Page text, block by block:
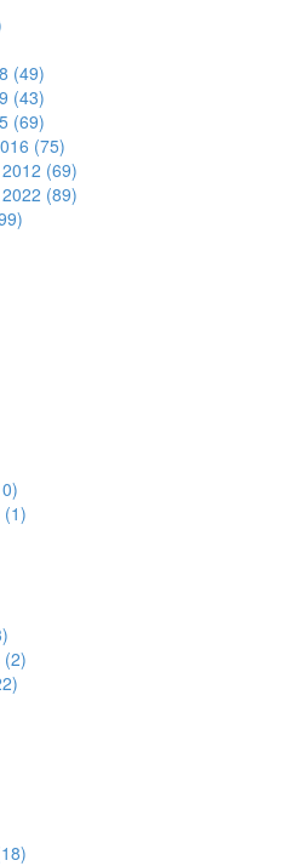
(49)
(43)
(69)
(75)
(69)
(89)
(1)
(2)